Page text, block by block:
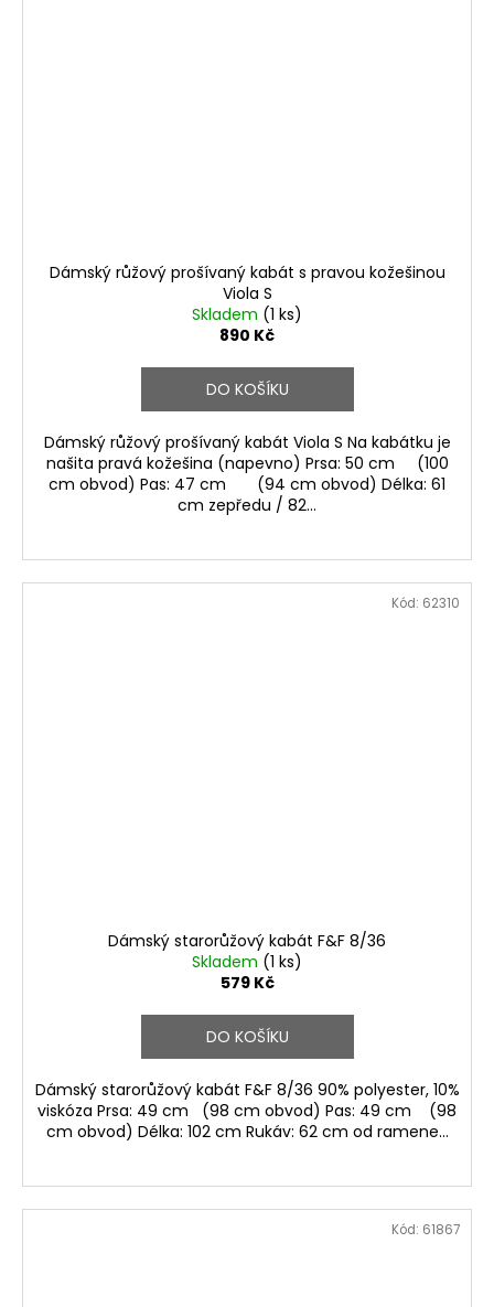
Dámský růžový prošívaný kabát s pravou kožešinou
Viola S
Skladem (1 ks)
890 Kč
DO KOŠÍKU
Dámský růžový prošívaný kabát Viola S Na kabátku je
našita pravá kožešina (napevno) Prsa: 50 cm (100
cm obvod) Pas: 47 cm (94 cm obvod) Délka: 61
cm zepředu / 82...
Dámský starorůžový kabát F&F 8/36
Skladem (1 ks)
579 Kč
DO KOŠÍKU
Dámský starorůžový kabát F&F 8/36 90% polyester, 10%
viskóza Prsa: 49 cm (98 cm obvod) Pas: 49 cm (98
cm obvod) Délka: 102 cm Rukáv: 62 cm od ramene...
Kód: 62310
Kód: 61867